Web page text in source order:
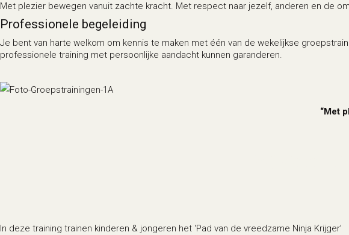
Met plezier bewegen vanuit zachte kracht. Met respect naar jezelf, anderen en de
Professionele begeleiding
Je bent van harte welkom om kennis te maken met één van de wekelijkse
professionele training met persoonlijke aandacht kunnen garanderen.
“Met
In deze training trainen kinderen & jongeren het ‘Pad van de vreedzame Ninja Krijger’